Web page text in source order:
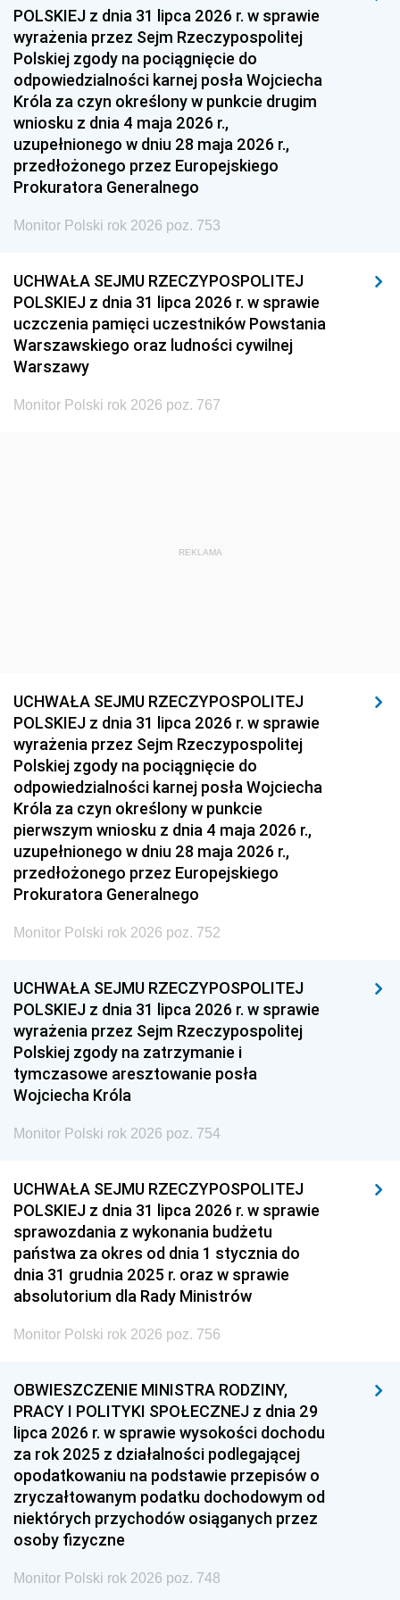
1951 1950 1949
1948 1947
1939 1938 1937
1936 1930
POLSKIEJ z dnia 31 lipca 2026 r. w sprawie
wyrażenia przez Sejm Rzeczypospolitej
Polskiej zgody na pociągnięcie do
odpowiedzialności karnej posła Wojciecha
Króla za czyn określony w punkcie drugim
wniosku z dnia 4 maja 2026 r.,
uzupełnionego w dniu 28 maja 2026 r.,
przedłożonego przez Europejskiego
Prokuratora Generalnego
Monitor Polski rok 2026 poz. 753
UCHWAŁA SEJMU RZECZYPOSPOLITEJ
POLSKIEJ z dnia 31 lipca 2026 r. w sprawie
uczczenia pamięci uczestników Powstania
Warszawskiego oraz ludności cywilnej
Warszawy
Monitor Polski rok 2026 poz. 767
REKLAMA
UCHWAŁA SEJMU RZECZYPOSPOLITEJ
POLSKIEJ z dnia 31 lipca 2026 r. w sprawie
wyrażenia przez Sejm Rzeczypospolitej
Polskiej zgody na pociągnięcie do
odpowiedzialności karnej posła Wojciecha
Króla za czyn określony w punkcie
pierwszym wniosku z dnia 4 maja 2026 r.,
uzupełnionego w dniu 28 maja 2026 r.,
przedłożonego przez Europejskiego
Prokuratora Generalnego
Monitor Polski rok 2026 poz. 752
UCHWAŁA SEJMU RZECZYPOSPOLITEJ
POLSKIEJ z dnia 31 lipca 2026 r. w sprawie
wyrażenia przez Sejm Rzeczypospolitej
Polskiej zgody na zatrzymanie i
tymczasowe aresztowanie posła
Wojciecha Króla
Monitor Polski rok 2026 poz. 754
UCHWAŁA SEJMU RZECZYPOSPOLITEJ
POLSKIEJ z dnia 31 lipca 2026 r. w sprawie
sprawozdania z wykonania budżetu
państwa za okres od dnia 1 stycznia do
dnia 31 grudnia 2025 r. oraz w sprawie
absolutorium dla Rady Ministrów
Monitor Polski rok 2026 poz. 756
OBWIESZCZENIE MINISTRA RODZINY,
PRACY I POLITYKI SPOŁECZNEJ z dnia 29
lipca 2026 r. w sprawie wysokości dochodu
za rok 2025 z działalności podlegającej
opodatkowaniu na podstawie przepisów o
zryczałtowanym podatku dochodowym od
niektórych przychodów osiąganych przez
osoby fizyczne
Monitor Polski rok 2026 poz. 748